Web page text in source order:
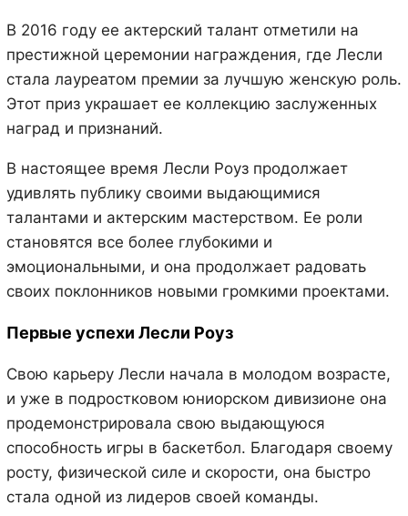
В 2016 году ее актерский талант отметили на
престижной церемонии награждения, где Лесли
стала лауреатом премии за лучшую женскую роль.
Этот приз украшает ее коллекцию заслуженных
наград и признаний.
В настоящее время Лесли Роуз продолжает
удивлять публику своими выдающимися
талантами и актерским мастерством. Ее роли
становятся все более глубокими и
эмоциональными, и она продолжает радовать
своих поклонников новыми громкими проектами.
Первые успехи Лесли Роуз
Свою карьеру Лесли начала в молодом возрасте,
и уже в подростковом юниорском дивизионе она
продемонстрировала свою выдающуюся
способность игры в баскетбол. Благодаря своему
росту, физической силе и скорости, она быстро
стала одной из лидеров своей команды.